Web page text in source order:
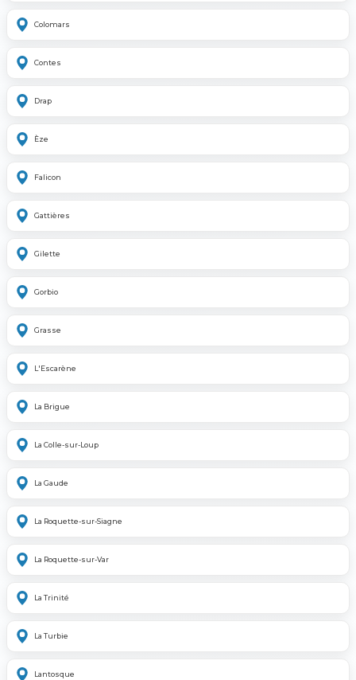
Colomars
Contes
Drap
Èze
Falicon
Gattières
Gilette
Gorbio
Grasse
L'Escarène
La Brigue
La Colle-sur-Loup
La Gaude
La Roquette-sur-Siagne
La Roquette-sur-Var
La Trinité
La Turbie
Lantosque